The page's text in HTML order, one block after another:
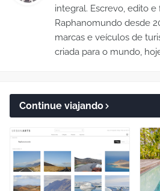
integral. Escrevo, edito
Raphanomundo desde
marcas e veículos de
criada para o mundo,
Continue viajando